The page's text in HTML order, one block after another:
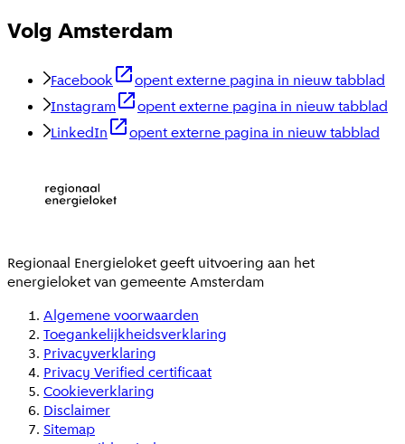
Volg Amsterdam
Facebook
opent externe pagina in nieuw tabblad
Instagram
opent externe pagina in nieuw tabblad
LinkedIn
opent externe pagina in nieuw tabblad
Regionaal Energieloketgeeft uitvoering aan het
energieloket van gemeenteAmsterdam
Algemene voorwaarden
Toegankelijkheidsverklaring
Privacyverklaring
Privacy Verified certificaat
Cookieverklaring
Disclaimer
Sitemap